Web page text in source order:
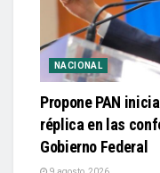
NACIONAL
Propone PAN
réplica en las
Gobierno Federal